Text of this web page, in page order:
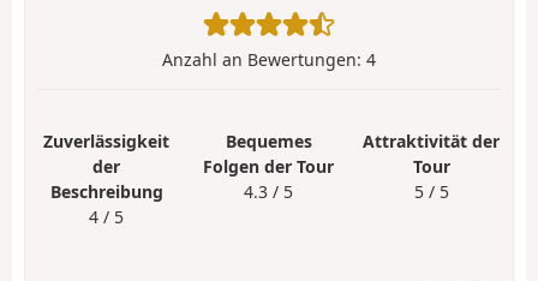
Anzahl an Bewertungen: 4
Zuverlässigkeit
der
Beschreibung
4 / 5
Bequemes
Folgen der Tour
4.3 / 5
Attraktivität der
Tour
5 / 5